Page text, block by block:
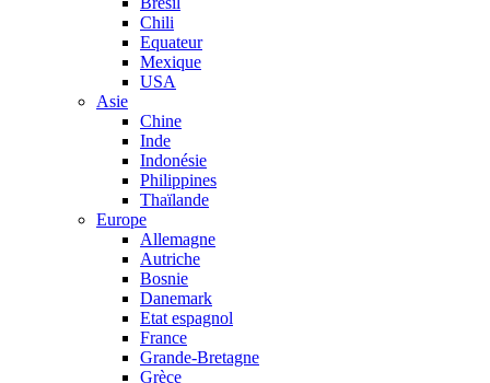
Chili
Equateur
Mexique
USA
Asie
Chine
Inde
Indonésie
Philippines
Thaïlande
Europe
Allemagne
Autriche
Bosnie
Danemark
Etat espagnol
France
Grande-Bretagne
Grèce